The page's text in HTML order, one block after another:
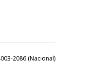
2086 (Nacional)